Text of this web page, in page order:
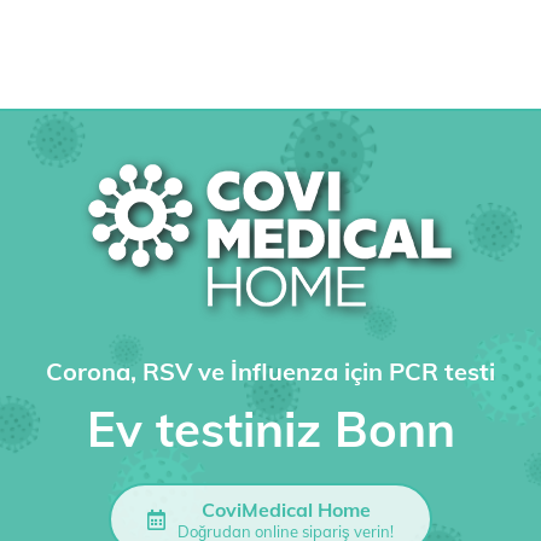
Corona, RSV ve İnfluenza için PCR testi
Ev testiniz Bonn
CoviMedical Home
Doğrudan online sipariş verin!